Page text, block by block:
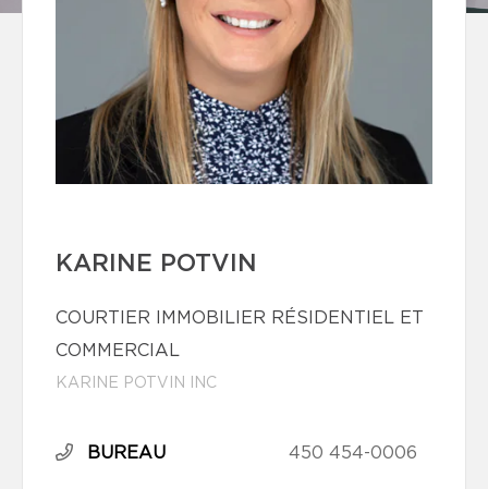
KARINE POTVIN
COURTIER IMMOBILIER RÉSIDENTIEL ET
COMMERCIAL
KARINE POTVIN INC
BUREAU 450 454-0006